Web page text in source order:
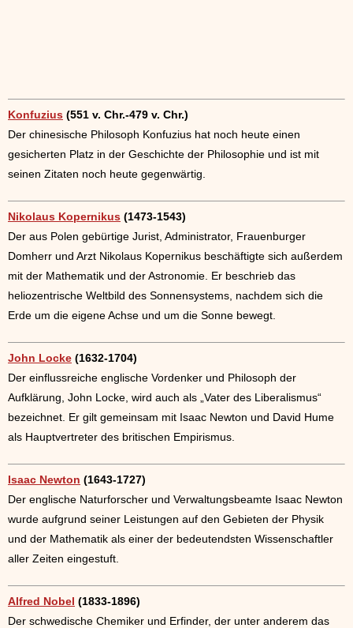
Konfuzius (551 v. Chr.-479 v. Chr.)
Der chinesische Philosoph Konfuzius hat noch heute einen
gesicherten Platz in der Geschichte der Philosophie und ist mit
seinen Zitaten noch heute gegenwärtig.
Nikolaus Kopernikus (1473-1543)
Der aus Polen gebürtige Jurist, Administrator, Frauenburger
Domherr und Arzt Nikolaus Kopernikus beschäftigte sich außerdem
mit der Mathematik und der Astronomie. Er beschrieb das
heliozentrische Weltbild des Sonnensystems, nachdem sich die
Erde um die eigene Achse und um die Sonne bewegt.
John Locke (1632-1704)
Der einflussreiche englische Vordenker und Philosoph der
Aufklärung, John Locke, wird auch als „Vater des Liberalismus“
bezeichnet. Er gilt gemeinsam mit Isaac Newton und David Hume
als Hauptvertreter des britischen Empirismus.
Isaac Newton (1643-1727)
Der englische Naturforscher und Verwaltungsbeamte Isaac Newton
wurde aufgrund seiner Leistungen auf den Gebieten der Physik
und der Mathematik als einer der bedeutendsten Wissenschaftler
aller Zeiten eingestuft.
Alfred Nobel (1833-1896)
Der schwedische Chemiker und Erfinder, der unter anderem das